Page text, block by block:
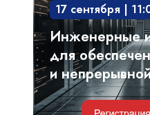
безотказной
и
непрерывной
работы
ЦОД
17 сентября |
Инженерные
для
и